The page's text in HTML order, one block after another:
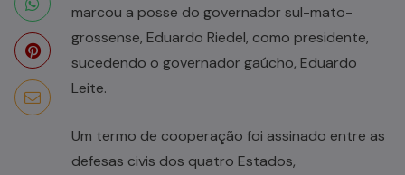
marcou a posse do governador sul-mato-
grossense, Eduardo Riedel, como presidente,
sucedendo o governador gaúcho, Eduardo
Leite.
Um termo de cooperação foi assinado entre as
defesas civis dos quatro Estados,